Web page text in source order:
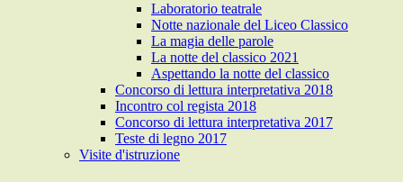
Laboratorio teatrale
Notte nazionale del Liceo Classico
La magia delle parole
La notte del classico 2021
Aspettando la notte del classico
Concorso di lettura interpretativa 2018
Incontro col regista 2018
Concorso di lettura interpretativa 2017
Teste di legno 2017
Visite d'istruzione